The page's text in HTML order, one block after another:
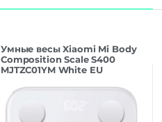
Умные весы Xiaomi Mi Body
Composition Scale S400
MJTZC01YM White EU